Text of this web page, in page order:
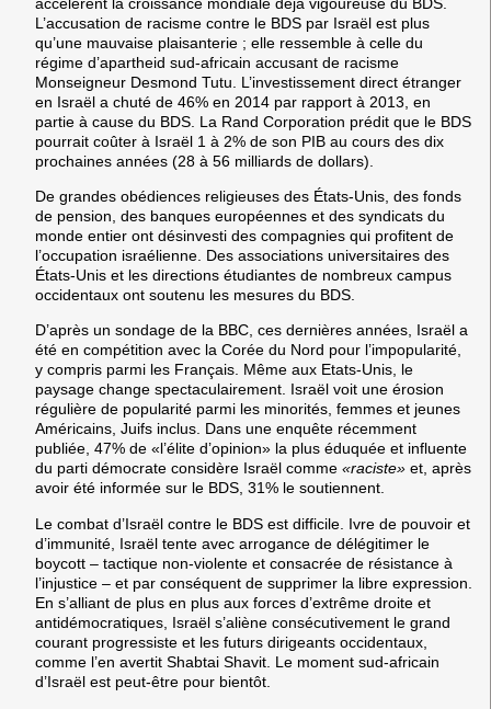
L’accusation de racisme contre le BDS par Israël est plus
qu’une mauvaise plaisanterie ; elle ressemble à celle du
régime d’apartheid sud-africain accusant de racisme
Monseigneur Desmond Tutu. L’investissement direct étranger
en Israël a chuté de 46% en 2014 par rapport à 2013, en
partie à cause du BDS. La Rand Corporation prédit que le BDS
pourrait coûter à Israël 1 à 2% de son PIB au cours des dix
prochaines années (28 à 56 milliards de dollars).
De grandes obédiences religieuses des États-Unis, des fonds
de pension, des banques européennes et des syndicats du
monde entier ont désinvesti des compagnies qui profitent de
l’occupation israélienne. Des associations universitaires des
États-Unis et les directions étudiantes de nombreux campus
occidentaux ont soutenu les mesures du BDS.
D’après un sondage de la BBC, ces dernières années, Israël a
été en compétition avec la Corée du Nord pour l’impopularité,
y compris parmi les Français. Même aux Etats-Unis, le
paysage change spectaculairement. Israël voit une érosion
régulière de popularité parmi les minorités, femmes et jeunes
Américains, Juifs inclus. Dans une enquête récemment
publiée, 47% de «l’élite d’opinion» la plus éduquée et influente
du parti démocrate considère Israël comme «raciste» et, après
avoir été informée sur le BDS, 31% le soutiennent.
Le combat d’Israël contre le BDS est difficile. Ivre de pouvoir et
d’immunité, Israël tente avec arrogance de délégitimer le
boycott – tactique non-violente et consacrée de résistance à
l’injustice – et par conséquent de supprimer la libre expression.
En s’alliant de plus en plus aux forces d’extrême droite et
antidémocratiques, Israël s’aliène consécutivement le grand
courant progressiste et les futurs dirigeants occidentaux,
comme l’en avertit Shabtai Shavit. Le moment sud-africain
d’Israël est peut-être pour bientôt.